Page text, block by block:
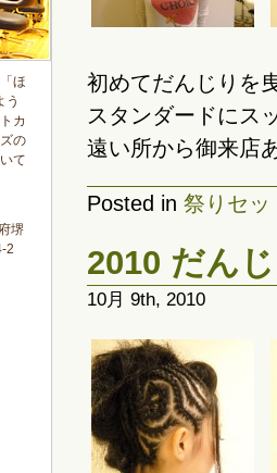
ほ
う
カ
の
て
堺
2
初めてだんじりを
スタンダードにス
遠い所から御来店
Posted in 祭りセッ
2010 だん
10月 9th, 2010